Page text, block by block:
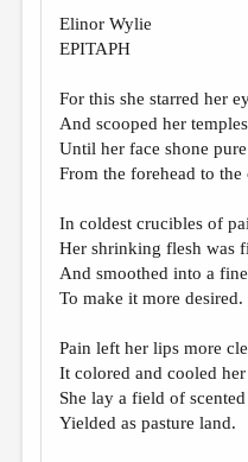
ОБЪЯВЛЕНИЯ
РЕДКОЛЛЕГИЯ
ОТ РЕДАКЦИИ
МАЛАЯ ПРОЗА
ЭССЕИСТИКА
ЛИТЕРАТУРОВЕДЕНИЕ
КУЛЬТУРОВЕДЕНИЕ
ПУБЛИЦИСТИКА
РЕЦЕНЗИРОВАНИЕ
ЦИКЛЫ ПУБЛИКАЦИЙ
Elinor Wylie
EPITAPH
For this she starred her
And scooped her
Until her face shone
From the forehead to the
In coldest crucibles of
Her shrinking flesh was
And smoothed into a
To make it more desired.
Pain left her lips more
It colored and cooled her
She lay a field of scented
Yielded as pasture land.